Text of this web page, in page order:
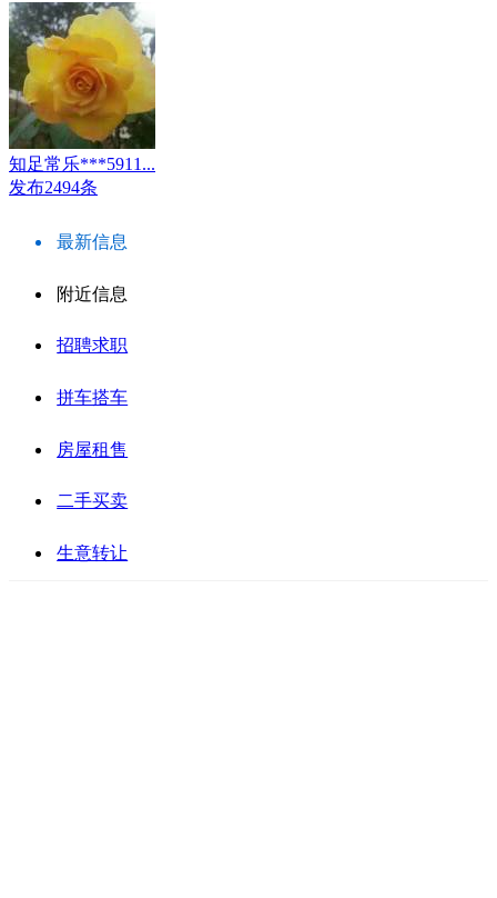
知足常乐***5911...
发布2494条
最新信息
附近信息
招聘求职
拼车搭车
房屋租售
二手买卖
生意转让